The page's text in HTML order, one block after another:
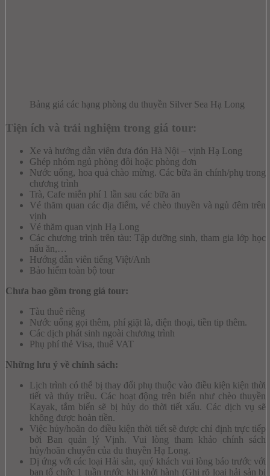
Bảng giá các hạng phòng du thuyền Silver Sea Hạ Long
Tiện ích và trải nghiệm trong giá tour:
Xe và hướng dẫn viên đưa đón Hà Nội – vịnh Hạ Long
Ghép nhóm ngủ phòng đôi hoặc phòng đơn
Nước uống, hoa quả chào mừng. Các bữa ăn chính/phụ trong
chương trình
Trà, Cafe miễn phí 1 lần sau các bữa ăn
Vé thăm quan các địa điểm, vé chèo thuyền và ngủ đêm trên
vịnh
Vé thăm quan vịnh Hạ Long
Các chương trình trên tàu: Tập dưỡng sinh, tham gia lớp học
nấu ăn,…
Hướng dẫn viên tiếng Việt/Anh
Bảo hiểm toàn bộ tour
Chưa bao gồm trong giá tour:
Tàu thuê riêng
Nước uống gọi thêm, phí giặt là, điện thoại, tiền tip thêm.
Các dịch phát sinh ngoài chương trình
Phụ phí thẻ Visa, thuế VAT
Những lưu ý về chính sách:
Lịch trình có thể bị thay đổi phụ thuộc vào điều kiện kiện thời
tiết và thủy triều. Các hoạt động trên biển như chèo thuyền
Kayak, tắm biển sẽ bị hủy do thời tiết xấu. Các dịch vụ sẽ
không được hoàn tiền.
Việc hủy/hoãn do điều kiện thời tiết sẽ được chỉ định trực tiếp
bởi Ban quản lý Vịnh. Vui lòng tham khảo chính sách
hủy/hoãn chuyến của du thuyền Hạ Long.
Dị ứng với các loại Hải sản, quý khách vui lòng báo trước với
ban tổ chức 1 tuần trước khi khởi hành (Ghi rõ loại hải sản bị